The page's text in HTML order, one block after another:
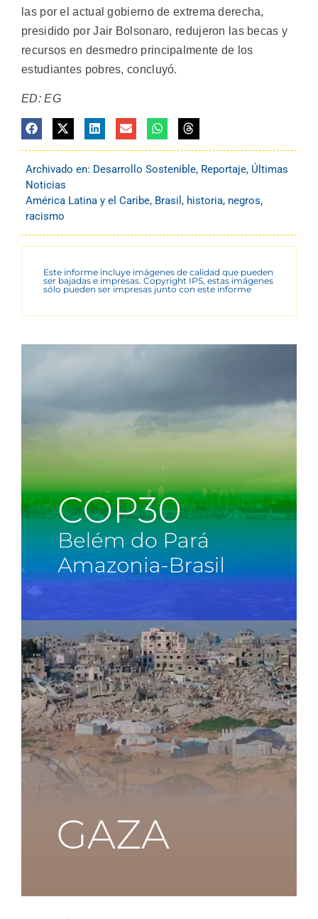
las por el actual gobierno de extrema derecha,
presidido por Jair Bolsonaro, redujeron las becas y
recursos en desmedro principalmente de los
estudiantes pobres, concluyó.
ED: EG
Archivado en: Desarrollo Sostenible, Reportaje, Últimas
Noticias
América Latina y el Caribe, Brasil , historia, negros,
racismo
Este informe incluye imágenes de calidad que pueden
ser bajadas e impresas. Copyright IPS, estas imágenes
sólo pueden ser impresas junto con este informe